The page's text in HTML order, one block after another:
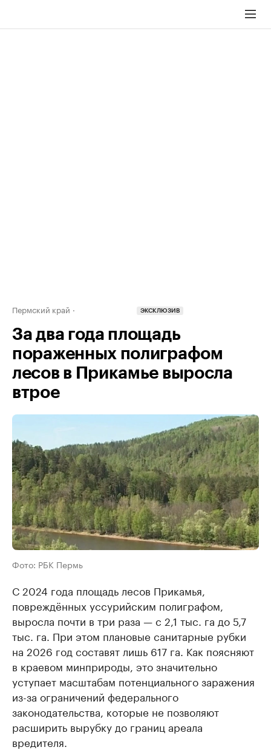
Пермский край ЭКСКЛЮЗИВ
За два года площадь
пораженных полиграфом
лесов в Прикамье выросла
втрое
Фото: РБК Пермь
С 2024 года площадь лесов Прикамья,
повреждённых уссурийским полиграфом,
выросла почти в три раза — с 2,1 тыс. га до 5,7
тыс. га. При этом плановые санитарные рубки
на 2026 год составят лишь 617 га. Как поясняют
в краевом минприроды, это значительно
уступает масштабам потенциального заражения
из-за ограничений федерального
законодательства, которые не позволяют
расширить вырубку до границ ареала
вредителя.